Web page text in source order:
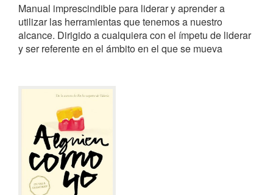
Manual imprescindible para liderar y aprender a
utilizar las herramientas que tenemos a nuestro
alcance. Dirigido a cualquiera con el ímpetu de liderar
y ser referente en el ámbito en el que se mueva